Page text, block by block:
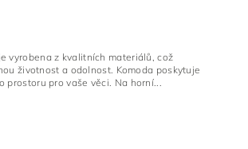
vyrobena z kvalitních materiálů, což
životnost a odolnost. Komoda poskytuje
prostoru pro vaše věci. Na horní...